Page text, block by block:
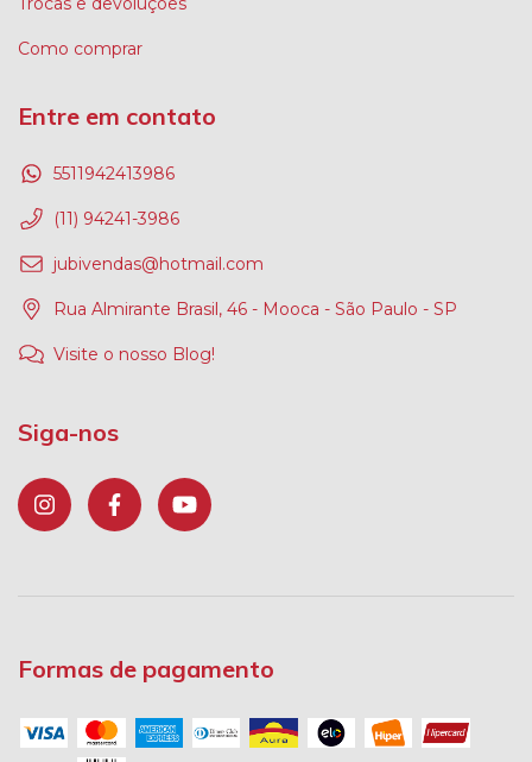
Como comprar
Entre em contato
5511942413986
(11) 94241-3986
jubivendas@hotmail.com
Rua Almirante Brasil, 46 - Mooca - São Paulo - SP
Visite o nosso Blog!
Siga-nos
Formas de pagamento